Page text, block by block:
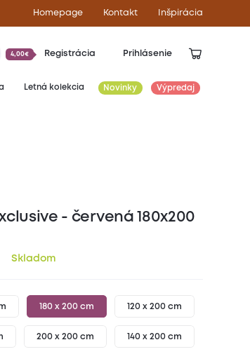
Homepage Kontakt Inšpirácia
4,00€ Registrácia Prihlásenie
Letná kolekcia Novinky Výpredaj
- červená 180x200
Skladom
180 x 200 cm 120 x 200 cm
200 x 200 cm 140 x 200 cm